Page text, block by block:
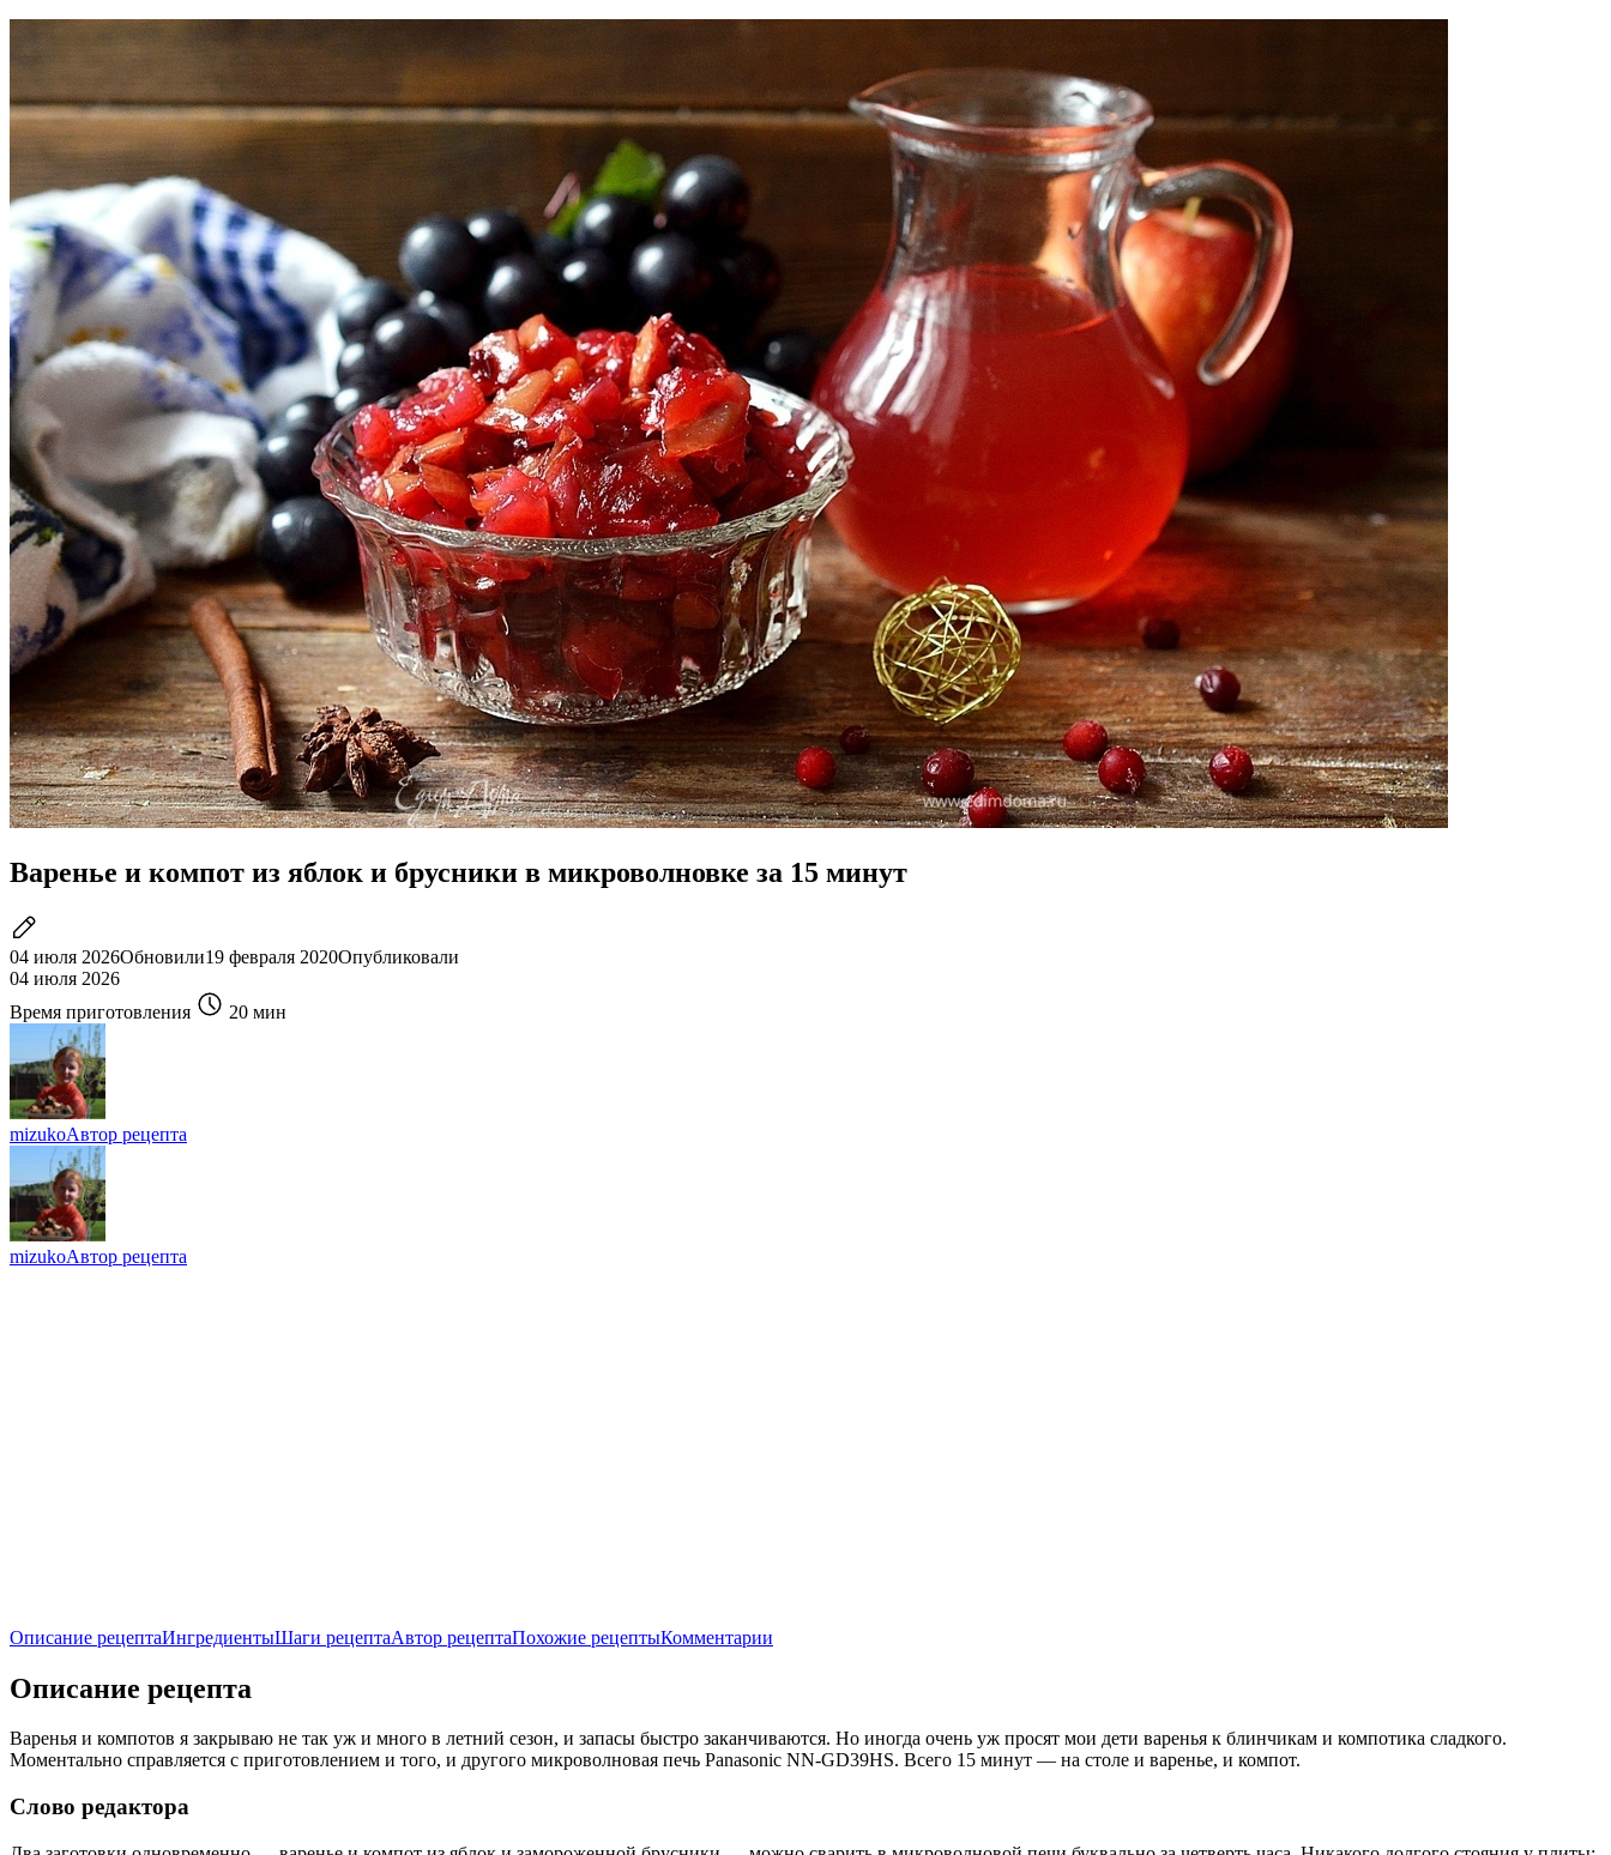
Варенье и компот из яблок и брусники в микроволновке за 15 минут
04 июля 2026Обновили19 февраля 2020Опубликовали
04 июля 2026
Время приготовления
20 мин
mizukoАвтор рецепта
mizukoАвтор рецепта
Описание рецептаИнгредиентыШаги рецептаАвтор рецептаПохожие рецептыКомментарии
Описание рецепта
Варенья и компотов я закрываю не так уж и много в летний сезон, и запасы быстро заканчиваются. Но иногда очень уж просят мои дети варенья к блинчикам и компотика сладкого.
Моментально справляется с приготовлением и того, и другого микроволновая печь Panasonic NN-GD39HS. Всего 15 минут — на столе и варенье, и компот.
Слово редактора